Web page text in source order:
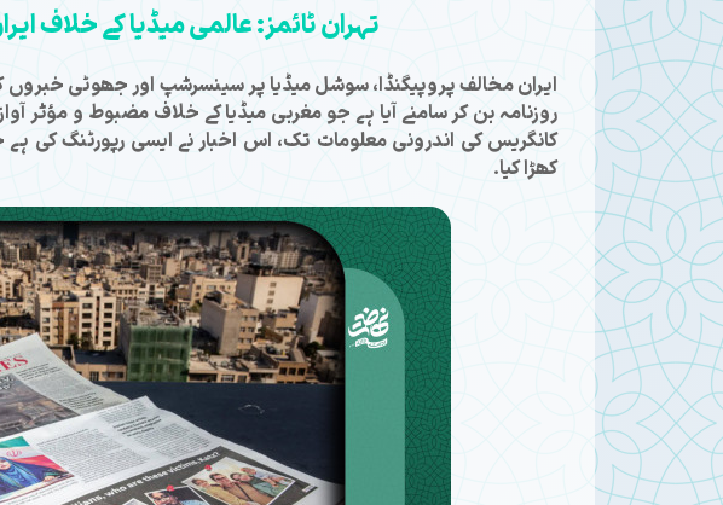
تہران ٹائمز: عالمی میڈیا کے خلاف
روزنامہ بن کر سامنے آیا ہے جو مغربی میڈیا کے خلاف مضبوط و مؤثر
کانگریس کی اندرونی معلومات تک، اس اخبار نے ایسی رپورٹنگ کی
کھڑا کیا۔